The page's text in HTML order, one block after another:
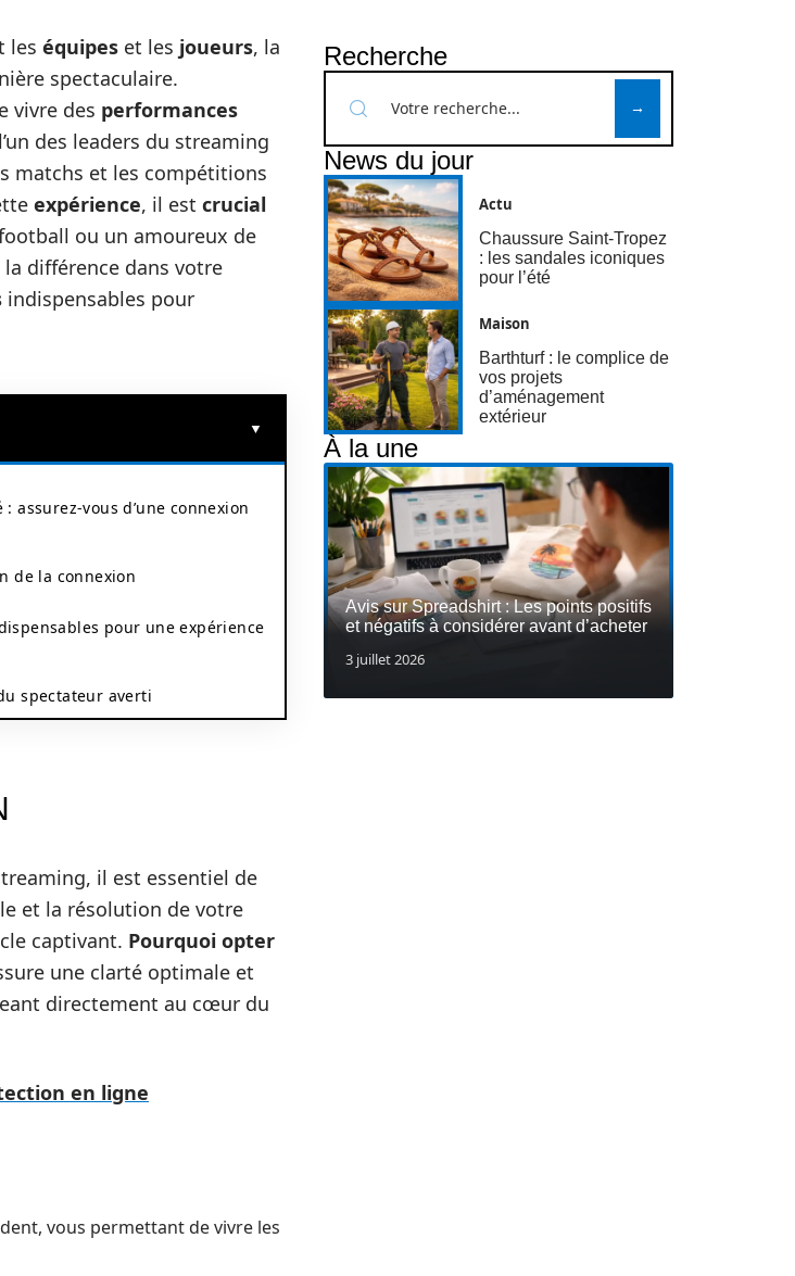
les équipes et les joueurs, la
spectaculaire.
vivre des performances
des leaders du streaming
matchs et les compétitions
expérience, il est crucial
ou un amoureux de
différence dans votre
indispensables pour
assurez-vous d’une connexion
de la connexion
pour une expérience
spectateur averti
il est essentiel de
et la résolution de votre
captivant. Pourquoi opter
une clarté optimale et
directement au cœur du
en ligne
vous permettant de vivre les
Recherche
News du jour
Actu
Chaussure Saint-Tropez
: les sandales iconiques
pour l’été
Maison
Barthturf : le complice de
vos projets
d’aménagement
extérieur
À la une
Avis sur Spreadshirt : Les points positifs
et négatifs à considérer avant d’acheter
3 juillet 2026